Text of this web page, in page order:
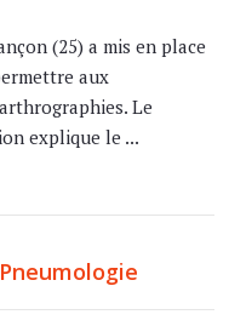
(25) a mis en place
aux
Le
explique le ...
Pneumologie